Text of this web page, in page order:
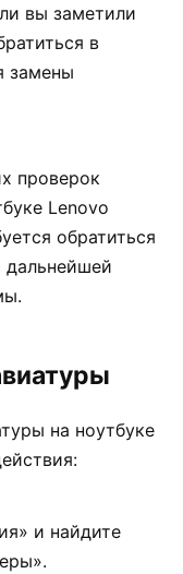
вы заметили
в
замены
проверок
Lenovo
обратиться
дальнейшей
на ноутбуке
и найдите